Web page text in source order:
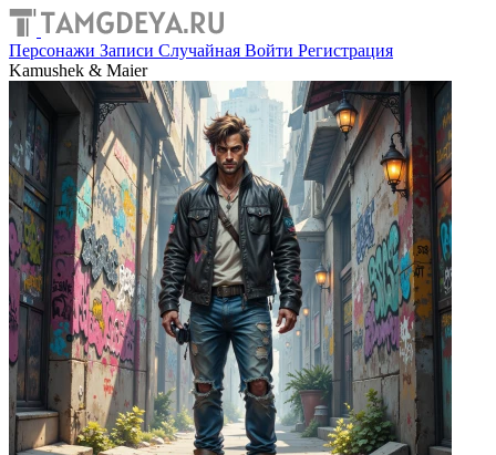
Персонажи Записи Случайная Войти Регистрация
Kamushek & Maier